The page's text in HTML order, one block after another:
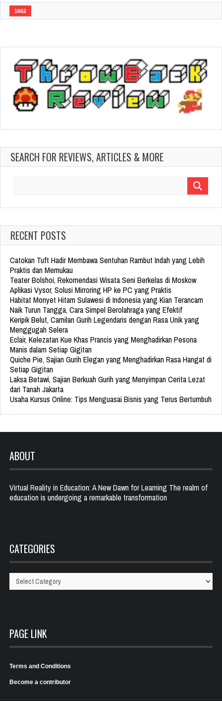
1662
SEARCH FOR REVIEWS, ARTICLES & MORE
RECENT POSTS
Catokan Tuft Hadir Membawa Sentuhan Rambut Indah yang Lebih
Praktis dan Memukau
Teater Bolshoi, Rekomendasi Wisata Seni Berkelas di Moskow
Aplikasi Vysor, Solusi Mirroring HP ke PC yang Praktis
Habitat Monyet Hitam Sulawesi di Indonesia yang Kian Terancam
Naik Turun Tangga, Cara Simpel Berolahraga yang Efektif
Keripik Belut, Camilan Gurih Legendaris dengan Rasa Unik yang
Menggugah Selera
Eclair, Kelezatan Kue Khas Prancis yang Menghadirkan Pesona
Manis dalam Setiap Gigitan
Quiche Pie, Sajian Gurih Elegan yang Menghadirkan Rasa Hangat di
Setiap Gigitan
Laksa Betawi, Sajian Berkuah Gurih yang Menyimpan Cerita Lezat
dari Tanah Jakarta
Usaha Kursus Online: Tips Menguasai Bisnis yang Terus Bertumbuh
ABOUT
Virtual Reality in Education: A New Dawn for Learning The realm of
education is undergoing a remarkable transformation
CATEGORIES
Categories
PAGE LINK
Terms and Conditions
Become a contributor